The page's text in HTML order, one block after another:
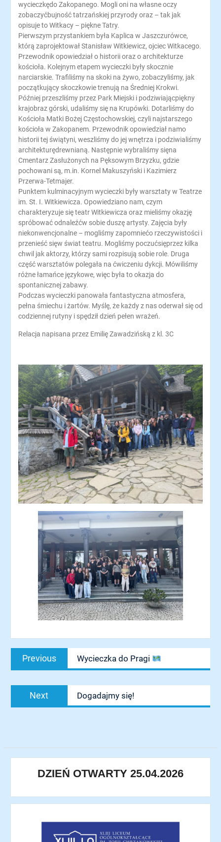
wycieczkędo Zakopanego. Mogli oni na własne oczy
zobaczyćbujność tatrzańskiej przyrody oraz – tak jak
opisuje to Witkacy – piękne Tatry.
Pierwszym przystankiem była Kaplica w Jaszczurówce,
którą zaprojektował Stanisław Witkiewicz, ojciec Witkacego.
Przewodnik opowiedział o historii oraz o architekturze
kościoła. Kolejnym etapem wycieczki były skocznie
narciarskie. Trafiliśmy na skoki na żywo, zobaczyliśmy, jak
początkujący skoczkowie trenują na Średniej Krokwi.
Później przeszliśmy przez Park Miejski i podziwiającpiękny
krajobraz górski, udaliśmy się na Krupówki. Dotarliśmy do
Kościoła Matki Bożej Częstochowskiej, czyli najstarszego
kościoła w Zakopanem. Przewodnik opowiedział namo
historii tej świątyni, weszliśmy do jej wnętrza i podziwialiśmy
architekturędrewnianą. Następnie wybraliśmy sięna
Cmentarz Zasłużonych na Pęksowym Brzyzku, gdzie
pochowani są, m.in. Kornel Makuszyński i Kazimierz
Przerwa-Tetmajer.
Punktem kulminacyjnym wycieczki były warsztaty w Teatrze
im. St. I. Witkiewicza. Opowiedziano nam, czym
charakteryzuje się teatr Witkiewicza oraz mieliśmy okazję
spróbować odnaleźćw sobie duszę artysty. Zajęcia były
niekonwencjonalne – mogliśmy zapomniećo rzeczywistości i
przenieść sięw świat teatru. Mogliśmy poczućsięprzez kilka
chwil jak aktorzy, którzy sami rozpisują sobie role. Druga
część warsztatów polegała na ćwiczeniu dykcji. Mówiliśmy
różne łamańce językowe, więc była to okazja do
spontanicznej zabawy.
Podczas wycieczki panowała fantastyczna atmosfera,
pełna śmiechu i żartów. Myślę, że każdy z nas oderwał się od
codziennej rutyny i spędził dzień pełen wrażeń.
Relacja napisana przez Emilię Zawadzińską z kl. 3C
Nawigacja
wpisu
Previous
Previous
post:
Wycieczka do Pragi
Next
post:
Dogadajmy się!
DZIEŃ OTWARTY 25.04.2026